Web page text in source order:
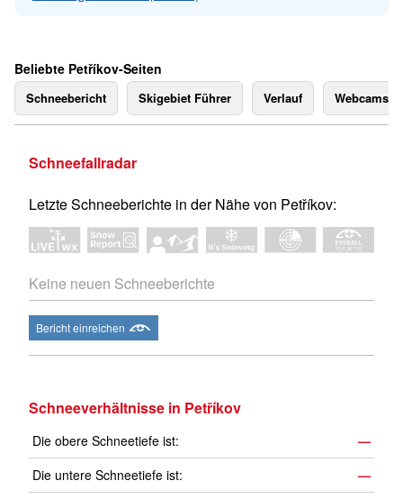
Beliebte Petříkov-Seiten
Schneebericht Skigebiet Führer Verlauf Webcams
Schneefallradar
Letzte Schneeberichte in der Nähe von Petříkov:
Keine neuen Schneeberichte
Bericht einreichen
Schneeverhältnisse in Petříkov
Die obere Schneetiefe ist:
—
Die untere Schneetiefe ist:
—